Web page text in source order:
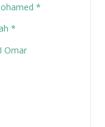
*
*
Omar